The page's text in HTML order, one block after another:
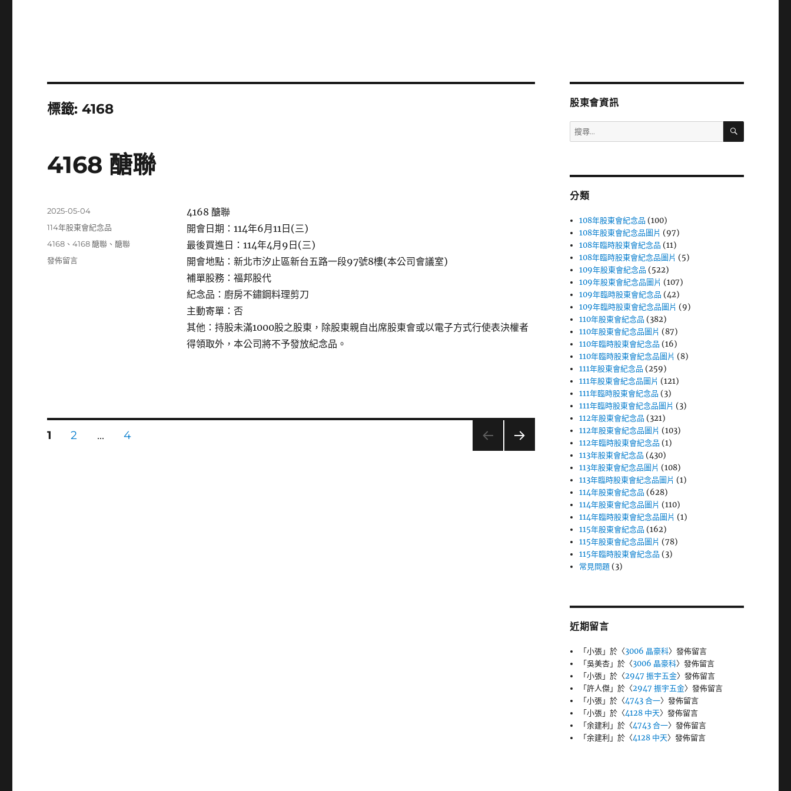
標籤:4168
4168 醣聯
4168 醣聯
開會日期：114年6月11日(三)
最後買進日：114年4月9日(三)
開會地點：新北市汐止區新台五路一段97號8樓(本公司會議室)
補單股務：福邦股代
紀念品：廚房不鏽鋼料理剪刀
主動寄單：否
其他：持股未滿1000股之股東，除股東親自出席股東會或以電子方式行使表決權者
得領取外，本公司將不予發放紀念品。
發
期:
2025-05-04
分
114年股東會紀念品
標
籤
4168 、4168 醣聯 、醣聯
在
發佈留言
文
頁
1
頁
2 ...
頁
4
股東會資訊
搜
尋
字:
搜
分類
108年股東會紀念品 (100)
108年股東會紀念品圖片 (97)
108年臨時股東會紀念品 (11)
108年臨時股東會紀念品圖片 (5)
109年股東會紀念品 (522)
109年股東會紀念品圖片 (107)
109年臨時股東會紀念品 (42)
109年臨時股東會紀念品圖片 (9)
110年股東會紀念品 (382)
110年股東會紀念品圖片 (87)
110年臨時股東會紀念品 (16)
110年臨時股東會紀念品圖片 (8)
111年股東會紀念品 (259)
111年股東會紀念品圖片 (121)
111年臨時股東會紀念品 (3)
111年臨時股東會紀念品圖片 (3)
112年股東會紀念品 (321)
112年股東會紀念品圖片 (103)
112年臨時股東會紀念品 (1)
113年股東會紀念品 (430)
113年股東會紀念品圖片 (108)
113年臨時股東會紀念品圖片 (1)
114年股東會紀念品 (628)
114年股東會紀念品圖片 (110)
114年臨時股東會紀念品圖片 (1)
115年股東會紀念品 (162)
115年股東會紀念品圖片 (78)
115年臨時股東會紀念品 (3)
常見問題 (3)
近期留言
「小張」於〈3006 晶豪科〉發佈留言
「吳美杏」於〈3006 晶豪科〉發佈留言
「小張」於〈2947 振宇五金〉發佈留言
「許人傑」於〈2947 振宇五金〉發佈留言
「小張」於〈4743 合一〉發佈留言
「小張」於〈4128 中天〉發佈留言
「余建利 」於〈4743 合一〉發佈留言
「余建利 」於〈4128 中天〉發佈留言